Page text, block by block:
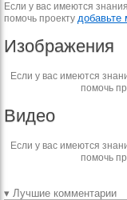
Если у вас имеются
помочь проекту добавьте
Изображения
Если у вас имеются
помочь
Видео
Если у вас имеются
помочь
▾ Лучшие комментарии